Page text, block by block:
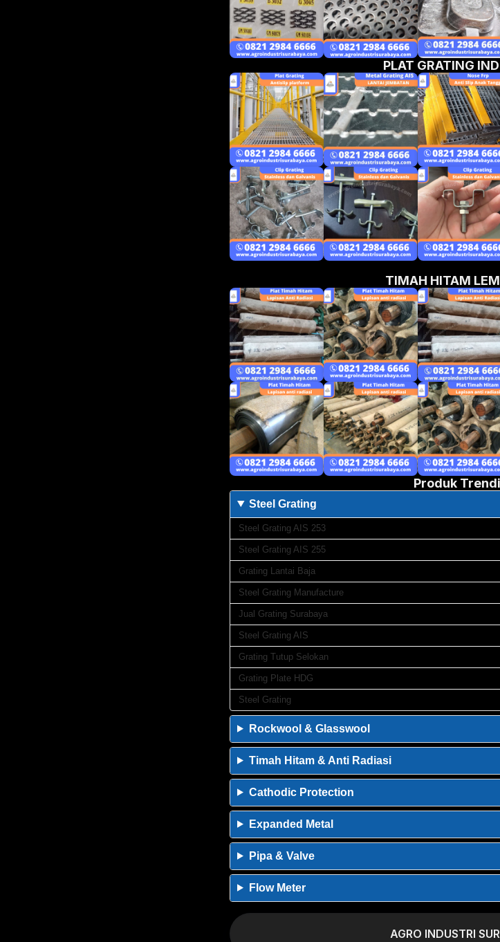
PLAT GRATING
TIMAH HITAM
Produk
Steel Grating
Steel Grating AIS 253
Steel Grating AIS 255
Grating Lantai Baja
Steel Grating Manufacture
Jual Grating Surabaya
Steel Grating AIS
Grating Tutup Selokan
Grating Plate HDG
Steel Grating
Rockwool & Glasswool
Timah Hitam & Anti Radiasi
Cathodic Protection
Expanded Metal
Pipa & Valve
Flow Meter
AGRO INDUSTRI